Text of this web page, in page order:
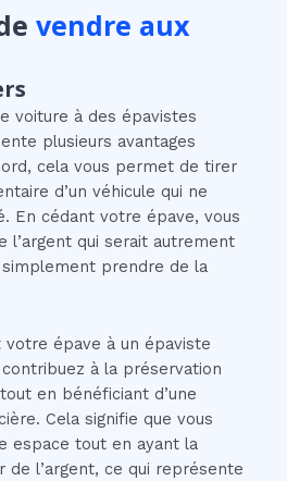
vendre aux
voiture à des épavistes
plusieurs avantages
cela vous permet de tirer
d’un véhicule qui ne
En cédant votre épave, vous
l’argent qui serait autrement
prendre de la
votre épave à un épaviste
à la préservation
en bénéficiant d’une
Cela signifie que vous
espace tout en ayant la
de l’argent, ce qui représente